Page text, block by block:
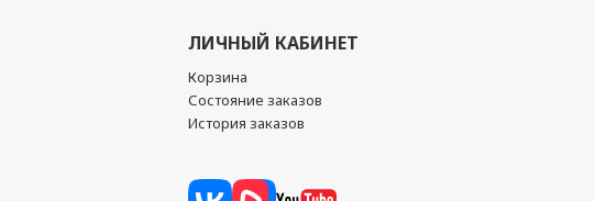
ЛИЧНЫЙ КАБИНЕТ
Корзина
Состояние заказов
История заказов